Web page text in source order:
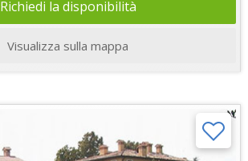
Richiedi la disponibilità
Visualizza sulla mappa